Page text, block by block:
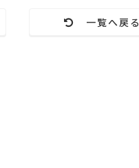
一覧へ戻る